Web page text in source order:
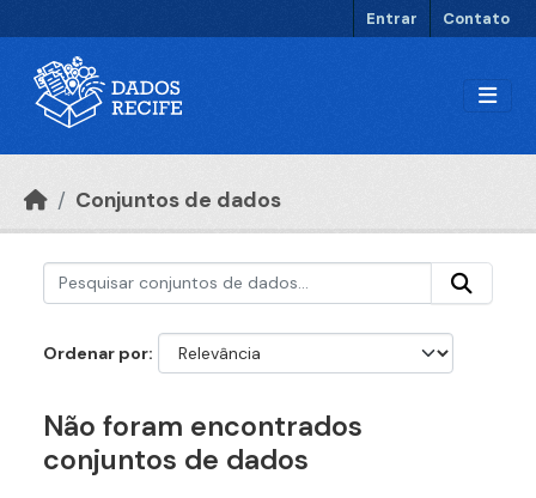
Entrar Contato
Conjuntos de dados
Ordenar por
Não foram encontrados
conjuntos de dados